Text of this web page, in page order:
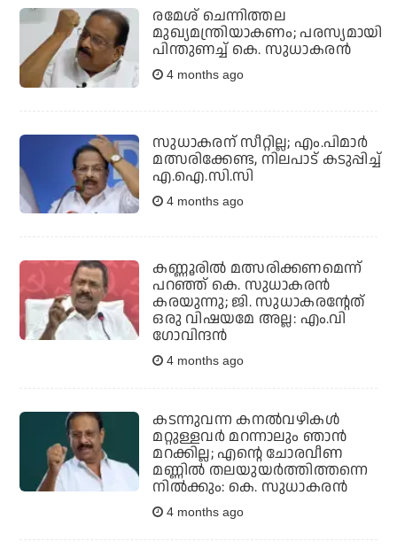
രമേശ് ചെന്നിത്തല
മുഖ്യമന്ത്രിയാകണം; പരസ്യമായി
പിന്തുണച്ച് കെ. സുധാകരൻ
4 months ago
സുധാകരന് സീറ്റില്ല; എം.പിമാര്‍
മത്സരിക്കേണ്ട, നിലപാട് കടുപ്പിച്ച്
എ.ഐ.സി.സി
4 months ago
കണ്ണൂരില്‍ മത്സരിക്കണമെന്ന്
പറഞ്ഞ് കെ. സുധാകരന്‍
കരയുന്നു; ജി. സുധാകരന്റേത്
ഒരു വിഷയമേ അല്ല: എം.വി
ഗോവിന്ദന്‍
4 months ago
കടന്നുവന്ന കനല്‍വഴികള്‍
മറ്റുള്ളവര്‍ മറന്നാലും ഞാന്‍
മറക്കില്ല; എന്റെ ചോരവീണ
മണ്ണില്‍ തലയുയര്‍ത്തിത്തന്നെ
നില്‍ക്കും: കെ. സുധാകരന്‍
4 months ago